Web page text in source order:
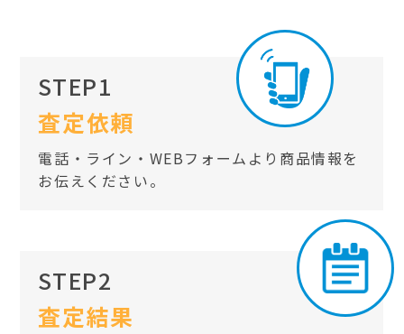
STEP1
査定依頼
電話・ライン・WEBフォームより商品情報を
お伝えください。
STEP2
査定結果